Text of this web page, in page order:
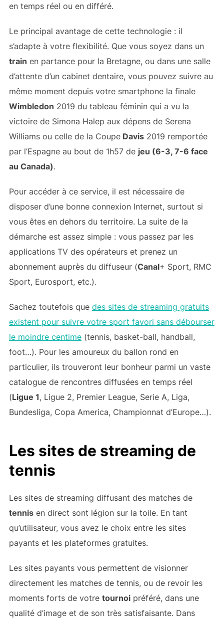
en temps réel ou en différé.
Le principal avantage de cette technologie : il
s’adapte à votre flexibilité. Que vous soyez dans un
train en partance pour la Bretagne, ou dans une salle
d’attente d’un cabinet dentaire, vous pouvez suivre au
même moment depuis votre smartphone la finale
Wimbledon 2019 du tableau féminin qui a vu la
victoire de Simona Halep aux dépens de Serena
Williams ou celle de la CoupeDavis2019 remportée
par l’Espagne au bout de 1h57 de jeu (6-3, 7-6 face
au Canada).
Pour accéder à ce service, il est nécessaire de
disposer d’une bonne connexion Internet, surtout si
vous êtes en dehors du territoire. La suite de la
démarche est assez simple : vous passez par les
applications TV des opérateurs et prenez un
abonnement auprès du diffuseur (Canal+ Sport, RMC
Sport, Eurosport, etc.).
Sachez toutefois que des sites de streaming gratuits
existent pour suivre votre sport favori sans débourser
le moindre centime(tennis, basket-ball, handball,
foot…). Pour les amoureux du ballon rond en
particulier, ils trouveront leur bonheur parmi un vaste
catalogue de rencontres diffusées en temps réel
(Ligue 1, Ligue 2, Premier League, Serie A, Liga,
Bundesliga, Copa America, Championnat d’Europe…).
Les sites de streaming de
tennis
Les sites de streaming diffusant des matches de
tennisen direct sont légion sur la toile. En tant
qu’utilisateur, vous avez le choix entre les sites
payants et les plateformes gratuites.
Les sites payants vous permettent de visionner
directement les matches de tennis, ou de revoir les
moments forts de votre tournoipréféré, dans une
qualité d’image et de son très satisfaisante. Dans